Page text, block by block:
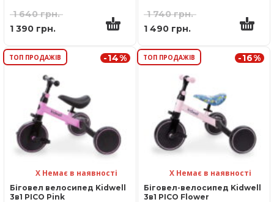
1 640грн.
1 390 грн.
1 740грн.
1 490 грн.
ТОП ПРОДАЖІВ -14%
Біговел велосипед Kidwell
3в1 PICO Pink
Х Немає в наявності
ТОП ПРОДАЖІВ -16%
Біговел-велосипед Kidwell
3в1 PICO Flower
Х Немає в наявності